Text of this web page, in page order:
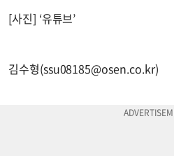
[사진] ‘유튜브’
김수형(ssu08185@osen.co.kr)